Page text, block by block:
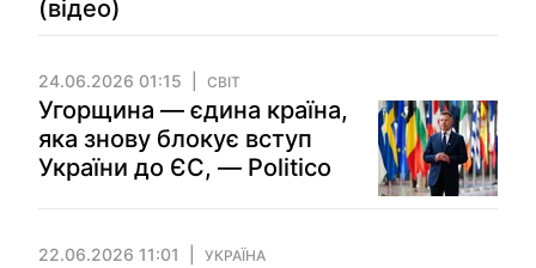
(відео)
24.06.2026 01:15 СВІТ
Угорщина — єдина країна,
яка знову блокує вступ
України до ЄС, — Politico
22.06.2026 11:01 УКРАЇНА